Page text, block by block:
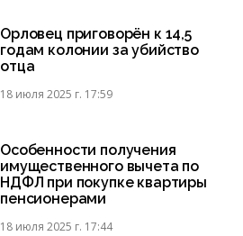
Орловец приговорён к 14,5
годам колонии за убийство
отца
18 июля 2025 г. 17:59
Особенности получения
имущественного вычета по
НДФЛ при покупке квартиры
пенсионерами
18 июля 2025 г. 17:44